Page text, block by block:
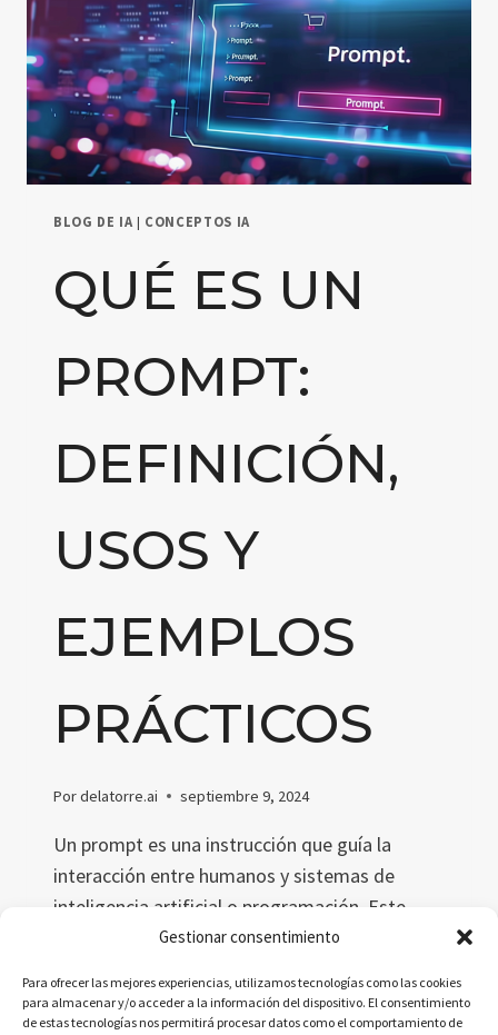
Gestionar consentimiento
Para ofrecer las mejores experiencias, utilizamos tecnologías como las cookies
para almacenar y/o acceder a la información del dispositivo. El consentimiento
de estas tecnologías nos permitirá procesar datos como el comportamiento de
BLOG DE IA | CONCEPTOS IA
QUÉ ES UN
PROMPT:
DEFINICIÓN,
USOS Y
EJEMPLOS
PRÁCTICOS
Pordelatorre.ai septiembre 9, 2024
Un prompt es una instrucción que guía la
interacción entre humanos y sistemas de
inteligencia artificial o programación. Este
artículo ofrece una definición detallada de qué
programación, y ejemplos prácticos para